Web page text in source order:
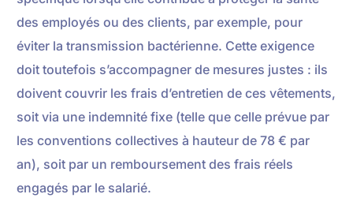
des employés ou des clients, par exemple, pour
éviter la transmission bactérienne. Cette exigence
doit toutefois s’accompagner de mesures justes : ils
doivent couvrir les frais d’entretien de ces vêtements,
soit via une indemnité fixe (telle que celle prévue par
les conventions collectives à hauteur de 78 € par
an), soit par un remboursement des frais réels
engagés par le salarié.